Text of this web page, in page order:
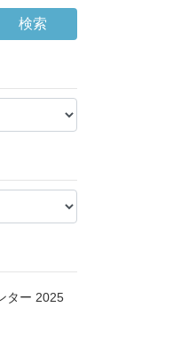
ター 2025